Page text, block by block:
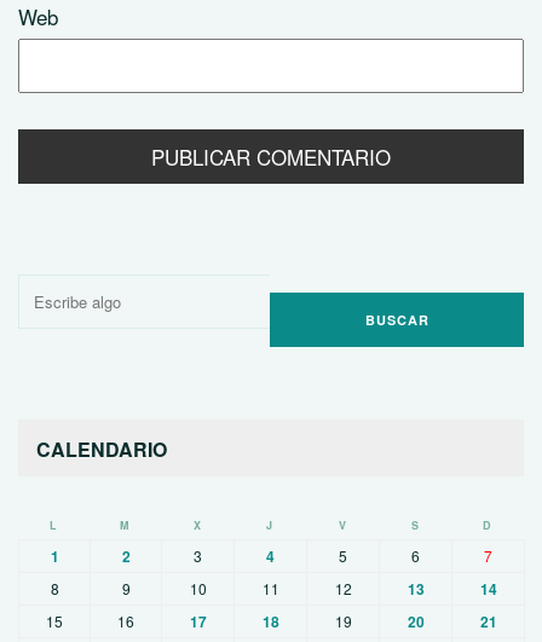
Web
Buscar
CALENDARIO
L M X J V S D
1 2 3 4 5 6
7
8
9 10 11 12 13 14
15 16 17 18 19 20
21